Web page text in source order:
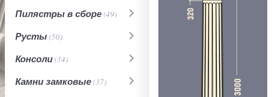
Пилястры в сборе(49)
Русты(50)
Консоли(34)
Камни замковые(37)